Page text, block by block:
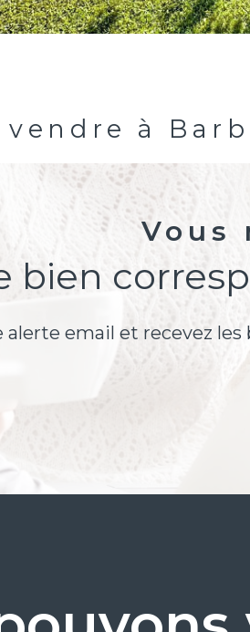
vendre à
Vous
bien
alerte email et recevez